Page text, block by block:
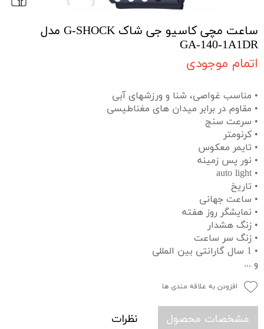
ساعت مچی کاسیو جی شاک G-SHOCK مدل
GA-140-1A1DR
اتمام موجودی
• مناسب غواصی، شنا و ورزشهای آبی
• مقاوم در برابر میدان های مغناطیسی
• سرعت سنج
• کرنومتر
• تایمر معکوس
• نور پس زمینه
• auto light
• تاریخ
• ساعت جهانی
• نمایشگر روز هفته
• زنگ هشدار
• زنگ سر ساعت
• 1 سال گارانتی بین المللی
و ...
افزودن به علاقه مندی ها
مشخصات محصول نظرات